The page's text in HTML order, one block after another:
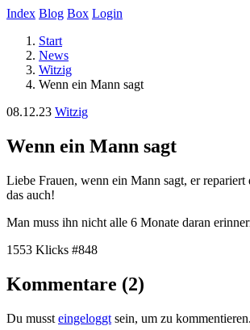
Index Blog Box Login
Start
News
Witzig
Wenn ein Mann sagt
08.12.23 Witzig
Wenn ein Mann sagt
Liebe Frauen, wenn ein Mann sagt, er repariert
das auch!
Man muss ihn nicht alle 6 Monate daran
1553 Klicks #848
Kommentare (2)
Du musst eingeloggt sein, um zu kommentieren.